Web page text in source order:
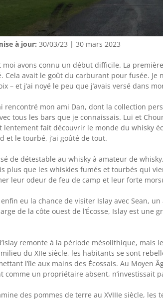
à jour: 30/03/23 | 30 mars 2023
moi avons connu un début difficile. La première
Cela avait le goût du carburant pour fusée. Je
– et j’ai noyé le peu que j’avais versé dans
rencontré mon ami Dan, dont la collection
tous les bars que je connaissais. Lui et
lentement fait découvrir le monde du whisky
et le tourbé, j’ai goûté de tout.
de détestable au whisky à amateur de
plus que les whiskies fumés et tourbés qui
leur odeur de feu de camp et leur forte
enfin eu la chance de visiter Islay avec Sean,
de la côte ouest de l’Écosse, Islay est une
remonte à la période mésolithique, mais
du XIIe siècle, les habitants se sont
l’île aux mains des Écossais. Au Moyen
comme un propriétaire absent, n’investissait
des pommes de terre au XVIIIe siècle, les